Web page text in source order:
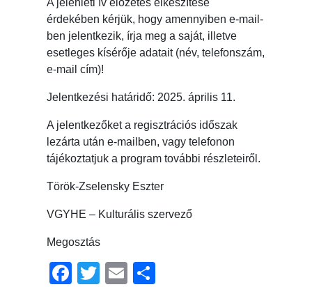
A jelenléti ív előzetes elkészítése
érdekében kérjük, hogy amennyiben e-mail-
ben jelentkezik, írja meg a saját, illetve
esetleges kísérője adatait (név, telefonszám,
e-mail cím)!
Jelentkezési határidő: 2025. április 11.
A jelentkezőket a regisztrációs időszak
lezárta után e-mailben, vagy telefonon
tájékoztatjuk a program további részleteiről.
Török-Zselensky Eszter
VGYHE – Kulturális szervező
Megosztás
Facebook
TwitterEmail